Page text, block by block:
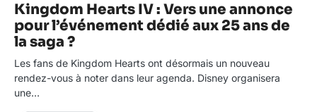
Kingdom Hearts IV : Vers une annonce
pour l’événement dédié aux 25 ans de
la saga ?
Les fans de Kingdom Hearts ont désormais un nouveau
rendez-vous à noter dans leur agenda. Disney organisera
une…